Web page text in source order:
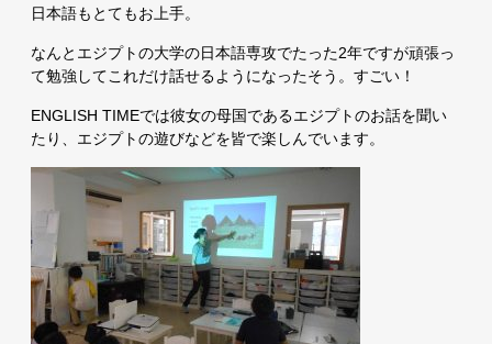
日本語もとてもお上手。
なんとエジプトの大学の日本語専攻でたった2年ですが頑張っ
て勉強してこれだけ話せるようになったそう。すごい！
ENGLISH TIMEでは彼女の母国であるエジプトのお話を聞い
たり、エジプトの遊びなどを皆で楽しんでいます。